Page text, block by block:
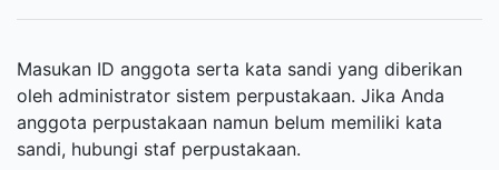
Masukan ID anggota serta kata sandi yang diberikan
oleh administrator sistem perpustakaan. Jika Anda
anggota perpustakaan namun belum memiliki kata
sandi, hubungi staf perpustakaan.